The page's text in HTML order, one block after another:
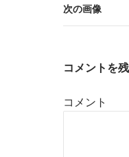
次の画像
コメントを
コメント